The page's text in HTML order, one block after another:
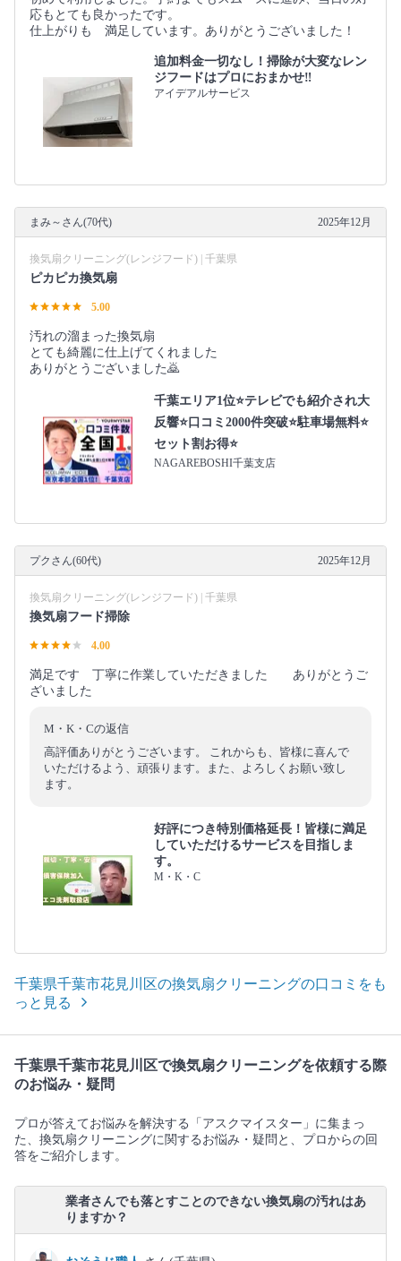
応もとても良かったです。
仕上がりも 満足しています。ありがとうございました！
追加料金一切なし！掃除が大変なレン
ジフードはプロにおまかせ‼︎
アイデアルサービス
まみ～さん(70代) 2025年12月
換気扇クリーニング(レンジフード) | 千葉県
ピカピカ換気扇
5.00
汚れの溜まった換気扇
とても綺麗に仕上げてくれました
ありがとうございました🙇
千葉エリア1位⭐テレビでも紹介され大
反響⭐️口コミ2000件突破⭐️駐車場無料⭐
セット割お得⭐
NAGAREBOSHI千葉支店
プクさん(60代) 2025年12月
換気扇クリーニング(レンジフード) | 千葉県
換気扇フード掃除
4.00
満足です 丁寧に作業していただきました ありがとうご
ざいました
M・K・Cの返信
高評価ありがとうございます。 これからも、皆様に喜んで
いただけるよう、頑張ります。また、よろしくお願い致し
ます。
好評につき特別価格延長！皆様に満足
していただけるサービスを目指しま
す。
M・K・C
千葉県千葉市花見川区の換気扇クリーニングの口コミをも
っと見る
千葉県千葉市花見川区で換気扇クリーニングを依頼する際
のお悩み・疑問
プロが答えてお悩みを解決する「アスクマイスター」に集まっ
た、換気扇クリーニングに関するお悩み・疑問と、プロからの回
答をご紹介します。
業者さんでも落とすことのできない換気扇の汚れはあ
りますか？